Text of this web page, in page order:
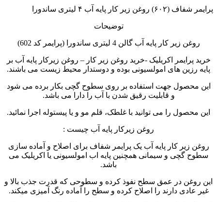
پرایمر شفاف (۶۰۲) روغن زیر کار پایه آب ۴ لیتری ساندورا
توضیحات
روغن زیر کار پایه آب گالن 4 لیتری ساندورا (پرایمر کد 602)
خرید پرایمر اکریلیک -خرید روغن زیر کار – روغن زیرکار پایه آب بر
پایه رزین های امولسیونی بوده و دوستدار محیط زیست می باشند.
این محصول جهت استفاده بر روی سطوح گچی بکار برده می شود
و قابلیت رقیق شدن با آب را دارا می باشد.
این محصول را می توانید با غلطک، قلم مو و یا پیستوله اجرا نمائید.
روغن زیرکار پایه آب چیست :
روغن زیر کار پایه آب یک پرایمر شفاف برای اصلاح و آماده سازی
سطوح گچی و سیمانی همچنین پایه اب امولسیونی یا اکریلیک می
باشد.
این روغن در عمق سطح نفوذ کرده و سطوحی که قدرت جذب بالا و
غیر عادی دارند را اصلاح کرده و سطح را آماده رنگ آمیزی میکند.